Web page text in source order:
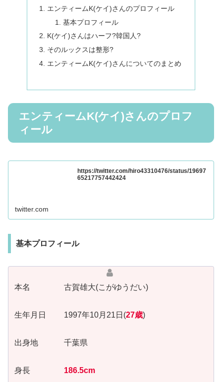
エンティームK(ケイ)さんのプロフィール
基本プロフィール
K(ケイ)さんはハーフ?韓国人?
そのルックスは整形?
エンティームK(ケイ)さんについてのまとめ
エンティームK(ケイ)さんのプロフ
ィール
https://twitter.com/hiro43310476/status/19697
65217757442424
twitter.com
基本プロフィール
本名 古賀雄大(こがゆうだい)
生年月日 1997年10月21日(27歳)
出身地 千葉県
身長 186.5cm